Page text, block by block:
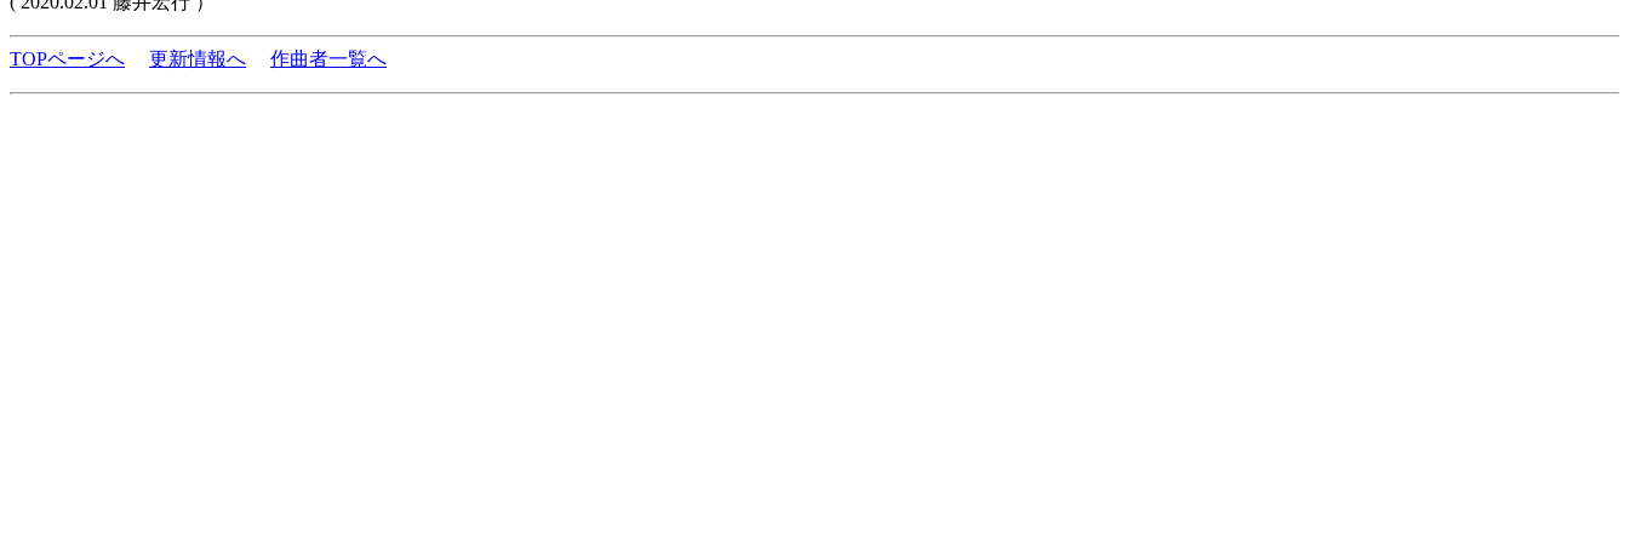
TOPページへ 更新情報へ 作曲者一覧へ